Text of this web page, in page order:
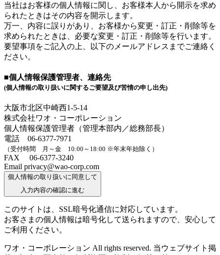
当社はお客様の個人情報に関し、お客様本人から開示を求め
られたときはその内容を開示します。
万一、内容に誤りがあり、お客様から変更・訂正・削除等を
求められたときは、必要な変更・訂正・削除等を行います。
要望事項をご記入の上、以下のメールアドレスまでご連絡く
ださい。
■個人情報保護管理者、連絡先
(個人情報の取り扱いに関するご要望及び苦情の申し出先)
大阪市北区中崎西1-5-14
株式会社ワオ・コーポレーション
個人情報保護管理者（管理本部内／総務部長）
電話 06-6377-7971
（受付時間 月～金 10:00～18:00 ※年末年始除く）
FAX 06-6377-3240
Email privacy@wao-corp.com
個人情報の取り扱いに同意して
入力内容の確認に進む
このサイトは、SSL暗号化通信に対応しています。
お客さまの個人情報は暗号化して送られますので、安心して
ご利用ください。
ワオ・コーポレーション All rights reserved. 当ウェブサイト掲